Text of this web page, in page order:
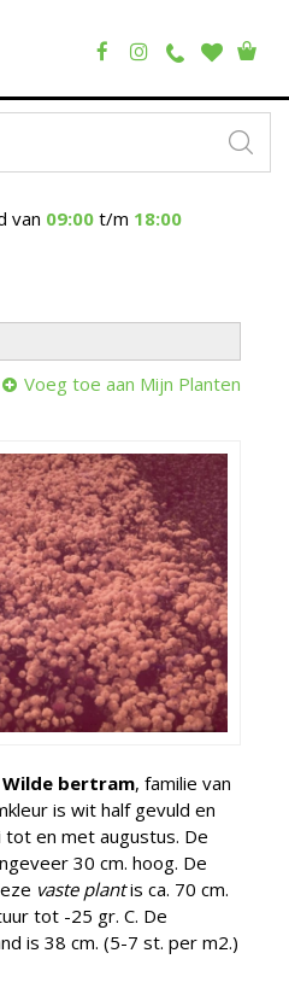
van 09:00 t/m 18:00
Voeg toe aan Mijn Planten
Wilde bertram, familie van
is wit half gevuld en
tot en met augustus. De
30 cm. hoog. De
vaste plantis ca. 70 cm.
tot -25 gr. C. De
is 38 cm. (5-7 st. per m2.)